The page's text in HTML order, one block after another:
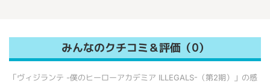
みんなのクチコミ＆評価（0）
「ヴィジランテ -僕のヒーローアカデミア ILLEGALS-（第2期）」の感